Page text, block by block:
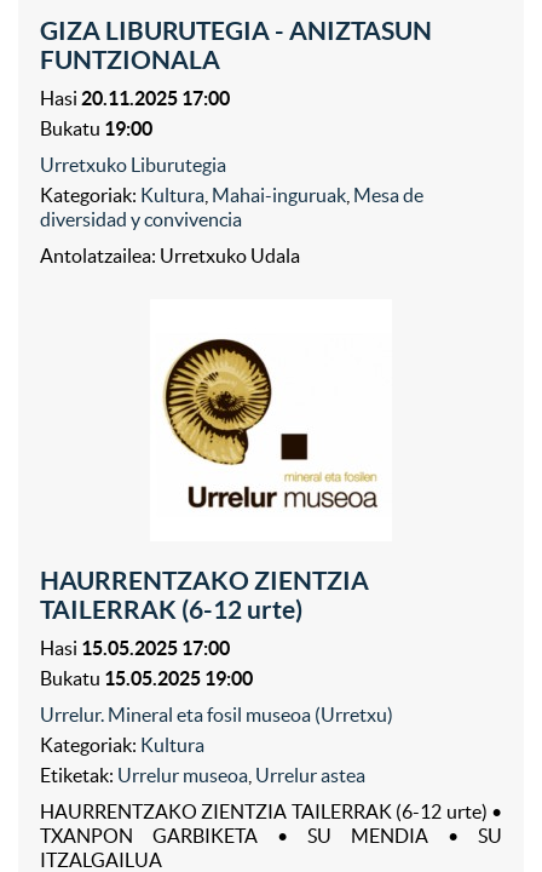
GIZA LIBURUTEGIA - ANIZTASUN
FUNTZIONALA
Hasi 20.11.2025 17:00
Bukatu 19:00
Urretxuko Liburutegia
Kategoriak: Kultura Mahai-inguruak Mesa de
diversidad y convivencia
Antolatzailea: Urretxuko Udala
HAURRENTZAKO ZIENTZIA
TAILERRAK (6-12 urte)
Hasi 15.05.2025 17:00
Bukatu 15.05.2025 19:00
Urrelur. Mineral eta fosil museoa (Urretxu)
Kategoriak: Kultura
Etiketak: Urrelur museoa Urrelur astea
HAURRENTZAKO ZIENTZIA TAILERRAK (6-12 urte) •
TXANPON GARBIKETA • SU MENDIA • SU
ITZALGAILUA